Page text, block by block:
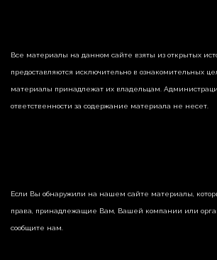
Все материалы на данном сайте взяты из открытых
предоставляются исключительно в ознакомительных
материалы принадлежат их владельцам.
ответственности за содержание материала не несет.
Если Вы обнаружили на нашем сайте материалы,
права, принадлежащие Вам, Вашей компании или
сообщите нам.